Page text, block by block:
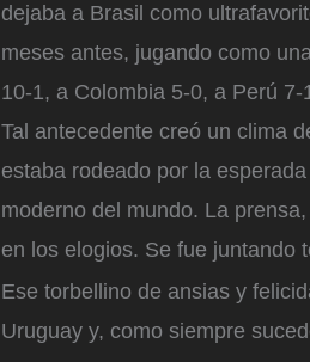
dejaba a Brasil como
meses antes, jugando como
10-1, a Colombia 5-0, a Perú
Tal antecedente creó un clima
estaba rodeado por la
moderno del mundo. La
en los elogios. Se fue juntando
Ese torbellino de ansias y
Uruguay y, como siempre